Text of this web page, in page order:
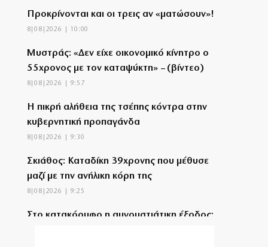
Προκρίνονται και οι τρεις αν «ματώσουν»!
8|08|2026 | 10:00
Μυστράς: «Δεν είχε οικονομικό κίνητρο ο
55χρονος με τον καταψύκτη» – (βίντεο)
8|08|2026 | 9:57
Η πικρή αλήθεια της τσέπης κόντρα στην
κυβερνητική προπαγάνδα
8|08|2026 | 9:30
Σκιάθος: Καταδίκη 39χρονης που μέθυσε
μαζί με την ανήλικη κόρη της
8|08|2026 | 9:25
Στο κατακόρυφο η αυγουστιάτικη έξοδος: